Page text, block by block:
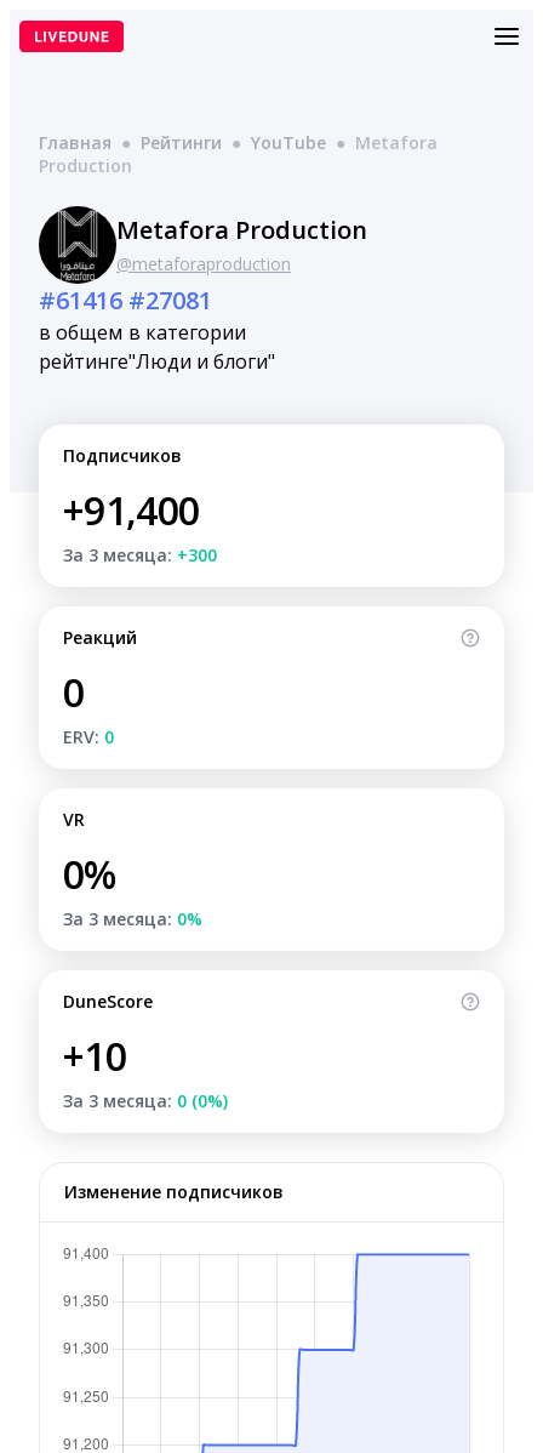
Перейти
Главная ● Рейтинги ● YouTube ● Metafora
Production
Metafora Production
@metaforaproduction
#61416
в общем
рейтинге
#27081
в категории
"Люди и блоги"
Подписчиков
+91,400
За 3 месяца: +300
Реакций
0
ERV: 0
VR
0%
За 3 месяца: 0%
DuneScore
+10
За 3 месяца: 0 (0%)
Изменение подписчиков